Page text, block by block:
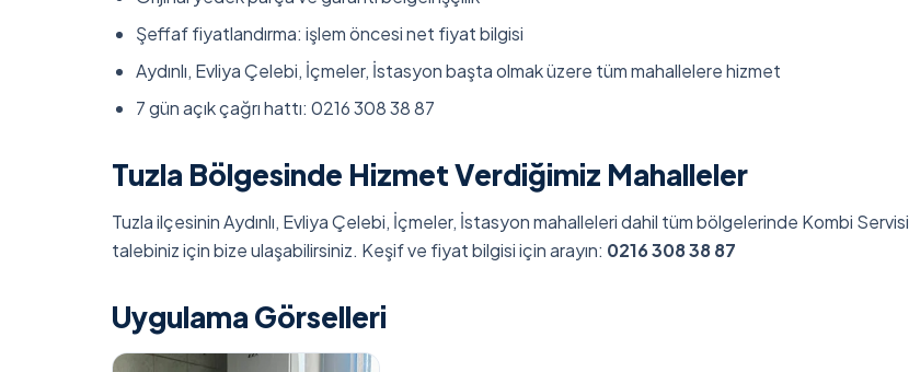
Şeffaf fiyatlandırma: işlem öncesi net fiyat bilgisi
Aydınlı, Evliya Çelebi, İçmeler, İstasyon başta olmak üzere tüm mahallelere hizmet
7 gün açık çağrı hattı: 0216 308 38 87
Tuzla Bölgesinde Hizmet Verdiğimiz Mahalleler
Tuzla ilçesinin Aydınlı, Evliya Çelebi, İçmeler, İstasyon mahalleleri dahil tüm bölgelerinde Kombi Servisi
talebiniz için bize ulaşabilirsiniz. Keşif ve fiyat bilgisi için arayın: 0216 308 38 87
Uygulama Görselleri